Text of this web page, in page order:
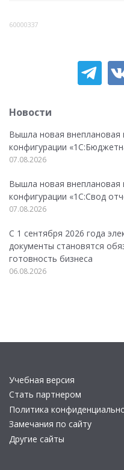
60000337
Новости
Вышла новая внеплановая
конфигурации
07.08.2026
Вышла новая внеплановая
конфигурации «1C:Свод
07.08.2026
С 1 сентября 2026 года
документы становятся
готовность бизнеса
06.08.2026
Учебная версия
Стать партнером
Политика
Замечания по сайту
Другие сайты